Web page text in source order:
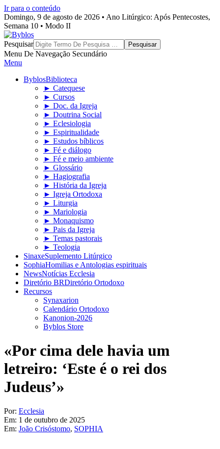
Ir para o conteúdo
Domingo, 9 de agosto de 2026 • Ano Litúrgico: Após Pentecostes,
Semana 10 • Modo II
Byblos
Pesquisar
Menu De Navegação Secundário
Menu
ByblosBiblioteca
► Catequese
► Cursos
► Doc. da Igreja
► Doutrina Social
► Eclesiologia
► Espiritualidade
► Estudos bíblicos
► Fé e diálogo
► Fé e meio ambiente
► Glossário
► Hagiografia
► História da Igreja
► Igreja Ortodoxa
► Liturgia
► Mariologia
► Monaquismo
► Pais da Igreja
► Temas pastorais
► Teologia
SinaxeSuplemento Litúrgico
SophiaHomilias e Antologias espirituais
NewsNotícias Ecclesia
Diretório BRDiretório Ortodoxo
Recursos
Synaxarion
Calendário Ortodoxo
Kanonion-2026
Byblos Store
«Por cima dele havia um
letreiro: ‘Este é o rei dos
Judeus’»
Por: Ecclesia
Em: 1 de outubro de 2025
Em: João Crisóstomo, SOPHIA